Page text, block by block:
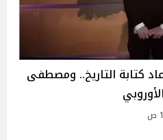
كتابة التاريخ.. ومصطفى